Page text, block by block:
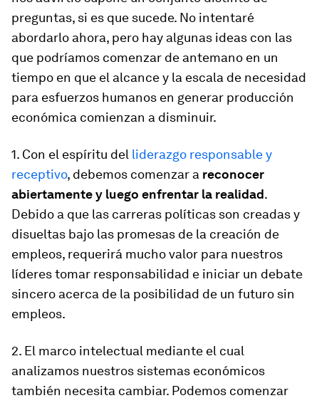
preguntas, si es que sucede. No intentaré
abordarlo ahora, pero hay algunas ideas con las
que podríamos comenzar de antemano en un
tiempo en que el alcance y la escala de necesidad
para esfuerzos humanos en generar producción
económica comienzan a disminuir.
1. Con el espíritu del liderazgo responsable y
receptivo, debemos comenzar a reconocer
abiertamente y luego enfrentar la realidad.
Debido a que las carreras políticas son creadas y
disueltas bajo las promesas de la creación de
empleos, requerirá mucho valor para nuestros
líderes tomar responsabilidad e iniciar un debate
sincero acerca de la posibilidad de un futuro sin
empleos.
2. El marco intelectual mediante el cual
analizamos nuestros sistemas económicos
también necesita cambiar. Podemos comenzar